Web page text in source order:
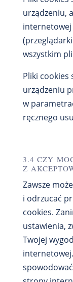
urządzeniu,
internetowej
wszystkim
Pliki cookies
urządzeniu
w
ręcznego
3.4 CZY
Z
Zawsze
i odrzucać
cookies.
ustawienia,
Twojej